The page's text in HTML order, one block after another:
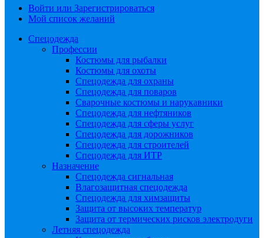
Войти или Зарегистрироваться
Мой список желаний
Спецодежда
Профессии
Костюмы для рыбалки
Костюмы для охоты
Спецодежда для охраны
Спецодежда для поваров
Сварочные костюмы и нарукавники
Спецодежда для нефтяников
Спецодежда для сферы услуг
Спецодежда для дорожников
Спецодежда для строителей
Спецодежда для ИТР
Назначение
Спецодежда сигнальная
Влагозащитная спецодежда
Спецодежда для химзащиты
Защита от высоких температур
Защита от термических рисков электродуги
Летняя спецодежда